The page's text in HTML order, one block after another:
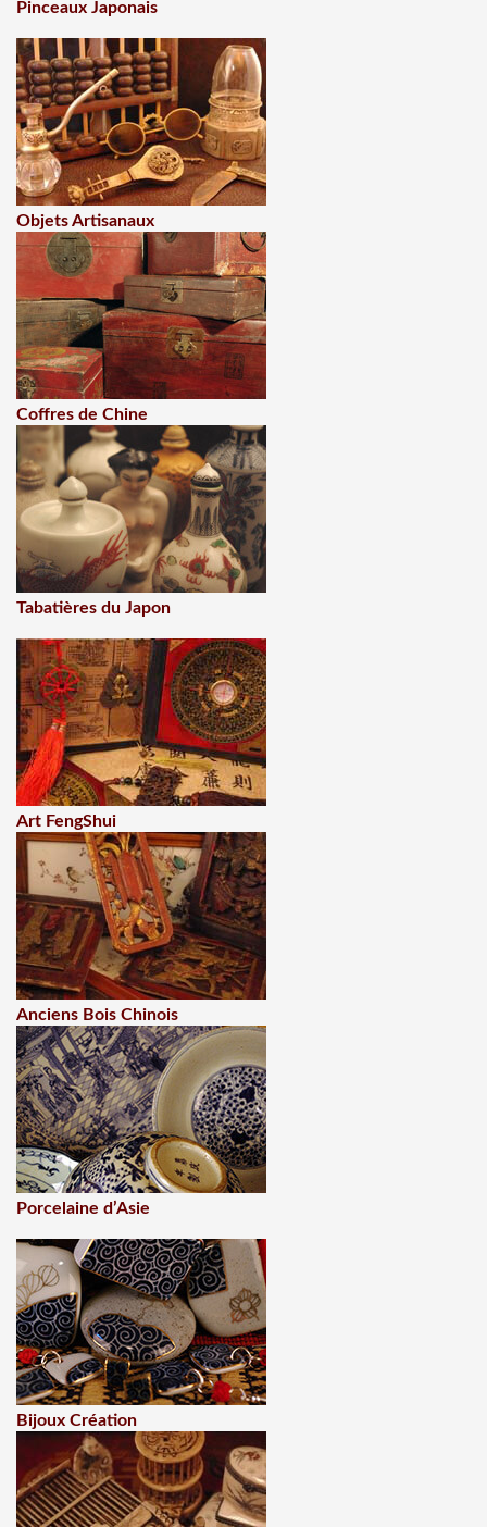
Pinceaux Japonais
Objets Artisanaux
Coffres de Chine
Tabatières du Japon
Art FengShui
Anciens Bois Chinois
Porcelaine d’Asie
Bijoux Création